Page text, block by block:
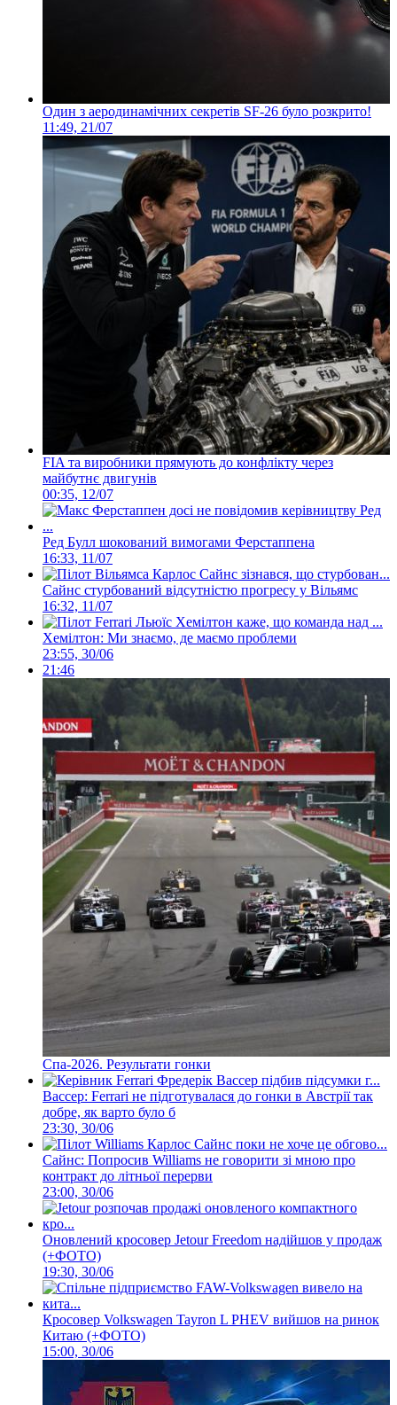
Один з аеродинамічних секретів SF-26 було розкрито!
11:49, 21/07
FIA та виробники прямують до конфлікту через
майбутнє двигунів
00:35, 12/07
Ред Булл шокований вимогами Ферстаппена
16:33, 11/07
Сайнс стурбований відсутністю прогресу у Вільямс
16:32, 11/07
Хемілтон: Ми знаємо, де маємо проблеми
23:55, 30/06
21:46
Спа-2026. Результати гонки
Вассер: Ferrari не підготувалася до гонки в Австрії так
добре, як варто було б
23:30, 30/06
Сайнс: Попросив Williams не говорити зі мною про
контракт до літньої перерви
23:00, 30/06
Оновлений кросовер Jetour Freedom надійшов у продаж
(+ФОТО)
19:30, 30/06
Кросовер Volkswagen Tayron L PHEV вийшов на ринок
Китаю (+ФОТО)
15:00, 30/06